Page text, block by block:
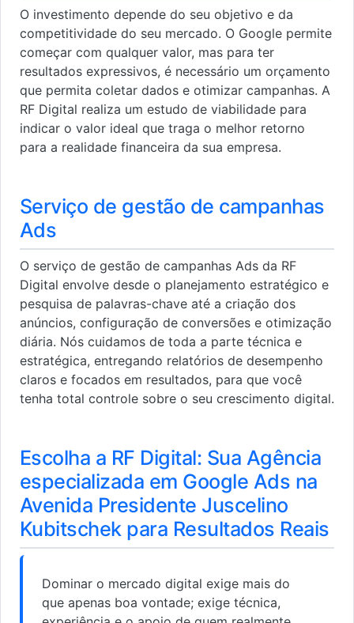
O investimento depende do seu objetivo e da
competitividade do seu mercado. O Google permite
começar com qualquer valor, mas para ter
resultados expressivos, é necessário um orçamento
que permita coletar dados e otimizar campanhas. A
RF Digital realiza um estudo de viabilidade para
indicar o valor ideal que traga o melhor retorno
para a realidade financeira da sua empresa.
Serviço de gestão de campanhas
Ads
O serviço de gestão de campanhas Ads da RF
Digital envolve desde o planejamento estratégico e
pesquisa de palavras-chave até a criação dos
anúncios, configuração de conversões e otimização
diária. Nós cuidamos de toda a parte técnica e
estratégica, entregando relatórios de desempenho
claros e focados em resultados, para que você
tenha total controle sobre o seu crescimento digital.
Escolha a RF Digital: Sua Agência
especializada em Google Ads na
Avenida Presidente Juscelino
Kubitschek para Resultados Reais
Dominar o mercado digital exige mais do
que apenas boa vontade; exige técnica,